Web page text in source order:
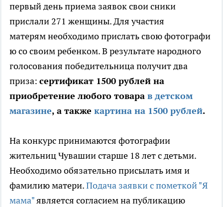
первый день приема заявок свои сники
прислали 271 женщины. Для участия
матерям необходимо прислать свою фотографи
ю со своим ребенком. В результате народного
голосования победительница получит два
приза: сертификат 1500 рублей на
приобретение любого товара в детском
магазине, а также картина на 1500 рублей.
На конкурс принимаются фотографии
жительниц Чувашии старше 18 лет с детьми.
Необходимо обязательно присылать имя и
фамилию матери.Подача заявки с пометкой "Я
мама"является согласием на публикацию